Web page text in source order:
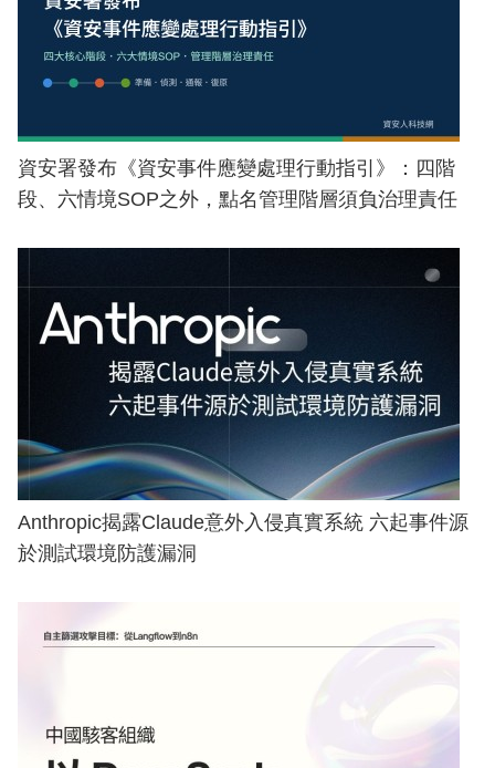
資安署發布《資安事件應變處理行動指引》：四階
段、六情境SOP之外，點名管理階層須負治理責任
Anthropic揭露Claude意外入侵真實系統 六起事件源
於測試環境防護漏洞